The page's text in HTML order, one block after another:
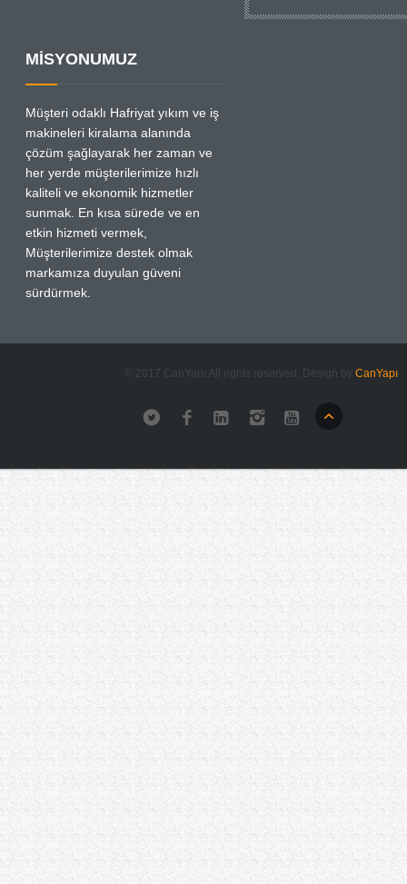
MİSYONUMUZ
Müşteri odaklı Hafriyat yıkım ve iş
makineleri kiralama alanında
çözüm şağlayarak her zaman ve
her yerde müşterilerimize hızlı
kaliteli ve ekonomik hizmetler
sunmak. En kısa sürede ve en
etkin hizmeti vermek,
Müşterilerimize destek olmak
markamıza duyulan güveni
sürdürmek.
© 2017 CanYapı All rights reserved. Design by CanYapı